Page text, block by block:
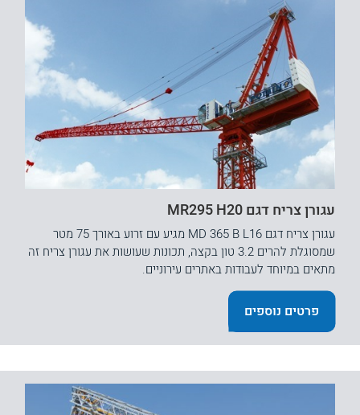
עגורן צריח דגם MR295 H20
עגורן צריח דגם MD 365 B L16 מגיע עם זרוע באורך 75 מטר
שמסוגלת להרים 3.2 טון בקצה, תכונות שעושות את עגורן צריח זה
מתאים במיוחד לעבודות באתרים עירוניים.
פרטים נוספים